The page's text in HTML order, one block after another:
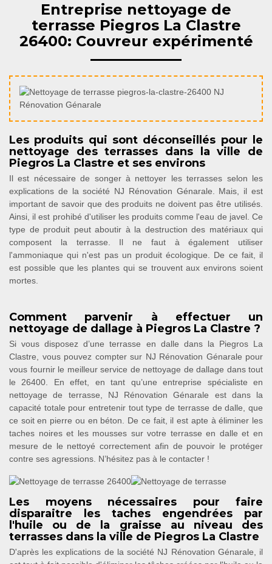
Entreprise nettoyage de
terrasse Piegros La Clastre
26400: Couvreur expérimenté
Les produits qui sont déconseillés pour le
nettoyage des terrasses dans la ville de
Piegros La Clastre et ses environs
Il est nécessaire de songer à nettoyer les terrasses selon les
explications de la société NJ Rénovation Génarale. Mais, il est
important de savoir que des produits ne doivent pas être utilisés.
Ainsi, il est prohibé d'utiliser les produits comme l'eau de javel. Ce
type de produit peut aboutir à la destruction des matériaux qui
composent la terrasse. Il ne faut à également utiliser
l'ammoniaque qui n'est pas un produit écologique. De ce fait, il
est possible que les plantes qui se trouvent aux environs soient
mortes.
Comment parvenir à effectuer un
nettoyage de dallage à Piegros La Clastre ?
Si vous disposez d’une terrasse en dalle dans la Piegros La
Clastre, vous pouvez compter sur NJ Rénovation Génarale pour
vous fournir le meilleur service de nettoyage de dallage dans tout
le 26400. En effet, en tant qu’une entreprise spécialiste en
nettoyage de terrasse, NJ Rénovation Génarale est dans la
capacité totale pour entretenir tout type de terrasse de dalle, que
ce soit en pierre ou en béton. De ce fait, il est apte à éliminer les
taches noires et les mousses sur votre terrasse en dalle et en
mesure de le nettoyé correctement afin de pouvoir le protéger
contre ses agressions. N’hésitez pas à le contacter !
Les moyens nécessaires pour faire
disparaitre les taches engendrées par
l'huile ou de la graisse au niveau des
terrasses dans la ville de Piegros La Clastre
D'après les explications de la société NJ Rénovation Génarale, il